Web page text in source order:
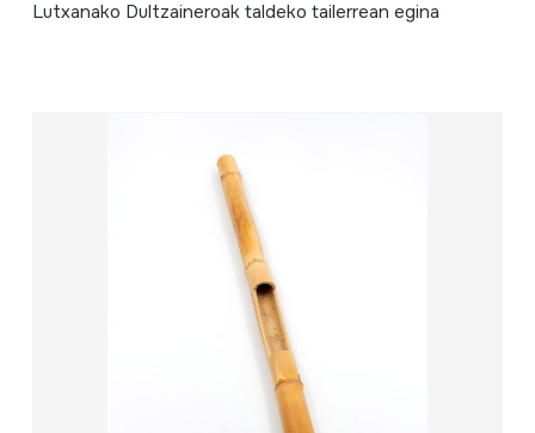
Lutxanako Dultzaineroak taldeko tailerrean egina